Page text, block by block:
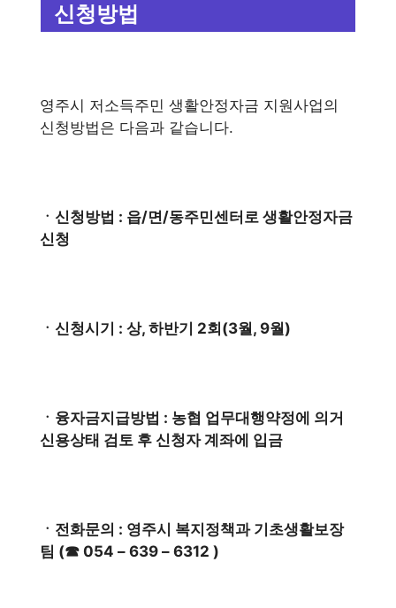
신청방법
영주시 저소득주민 생활안정자금 지원사업의
신청방법은 다음과 같습니다.
ㆍ신청방법 : 읍/면/동주민센터로 생활안정자금
신청
ㆍ신청시기 : 상, 하반기 2회(3월, 9월)
ㆍ융자금지급방법 : 농협 업무대행약정에 의거
신용상태 검토 후 신청자 계좌에 입금
ㆍ전화문의 : 영주시 복지정책과 기초생활보장
팀 (☎ 054 – 639 – 6312 )